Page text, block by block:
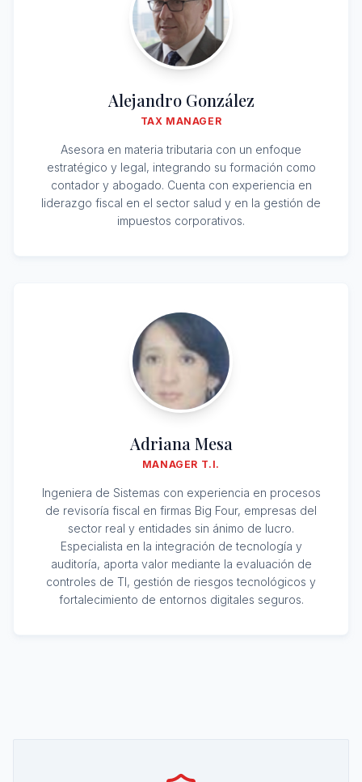
Alejandro González
TAX MANAGER
Asesora en materia tributaria con un enfoque
estratégico y legal, integrando su formación como
contador y abogado. Cuenta con experiencia en
liderazgo fiscal en el sector salud y en la gestión de
impuestos corporativos.
Adriana Mesa
MANAGER T.I.
Ingeniera de Sistemas con experiencia en procesos
de revisoría fiscal en firmas Big Four, empresas del
sector real y entidades sin ánimo de lucro.
Especialista en la integración de tecnología y
auditoría, aporta valor mediante la evaluación de
controles de TI, gestión de riesgos tecnológicos y
fortalecimiento de entornos digitales seguros.